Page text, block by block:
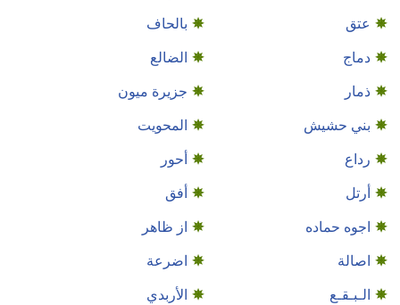
عتق
بالحاف
دماج
الضالع
ذمار
جزيرة ميون
بني حشيش
المحويت
رداع
أحور
أرتل
أفق
اجوه حماده
از ظاهر
اصالة
اضرعة
الـبـقـع
الأربدي